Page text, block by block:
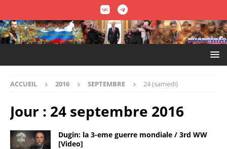
ACCUEIL 2016 SEPTEMBRE 24 (samedi)
Jour : 24 septembre 2016
Dugin: la 3-eme guerre mondiale / 3rd WW
[Video]